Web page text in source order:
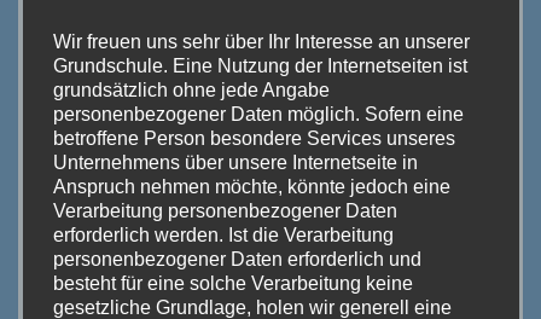
Wir freuen uns sehr über Ihr Interesse an unserer
Grundschule. Eine Nutzung der Internetseiten ist
grundsätzlich ohne jede Angabe
personenbezogener Daten möglich. Sofern eine
betroffene Person besondere Services unseres
Unternehmens über unsere Internetseite in
Anspruch nehmen möchte, könnte jedoch eine
Verarbeitung personenbezogener Daten
erforderlich werden. Ist die Verarbeitung
personenbezogener Daten erforderlich und
besteht für eine solche Verarbeitung keine
gesetzliche Grundlage, holen wir generell eine